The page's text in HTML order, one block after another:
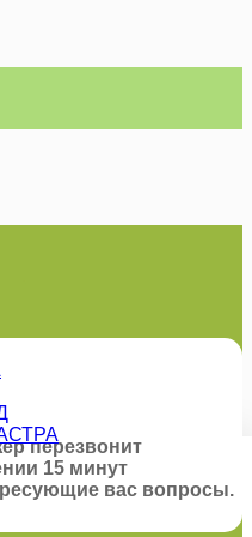
перезвонит
15 минут
вас вопросы.